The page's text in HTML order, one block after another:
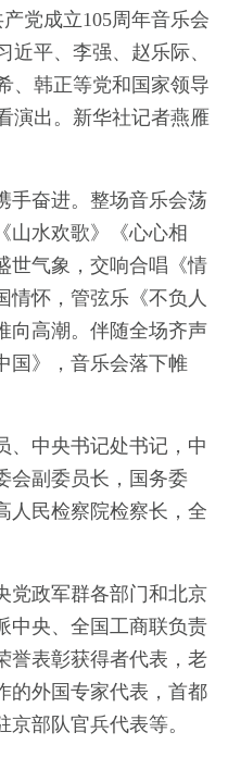
党成立105周年音乐会
近平、李强、赵乐际、
、韩正等党和国家领导
演出。新华社记者燕雁
手奋进。整场音乐会荡
山水欢歌》《心心相
世气象，交响合唱《情
情怀，管弦乐《不负人
向高潮。伴随全场齐声
国》，音乐会落下帷
、中央书记处书记，中
会副委员长，国务委
人民检察院检察长，全
党政军群各部门和北京
中央、全国工商联负责
誉表彰获得者代表，老
的外国专家代表，首都
部队官兵代表等。